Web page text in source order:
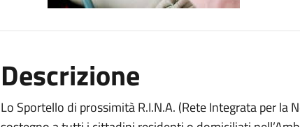
Descrizione
Lo Sportello di prossimità R.I.N.A. (Rete Integrata per la